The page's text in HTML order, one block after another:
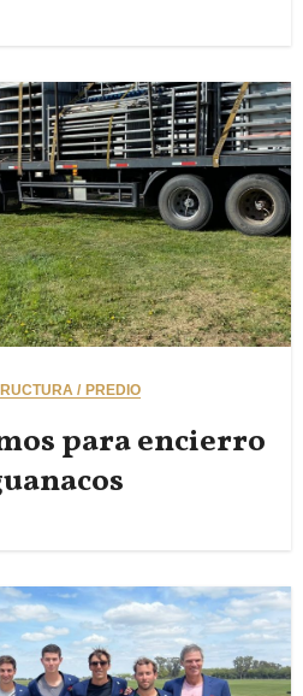
/ PREDIO
para encierro